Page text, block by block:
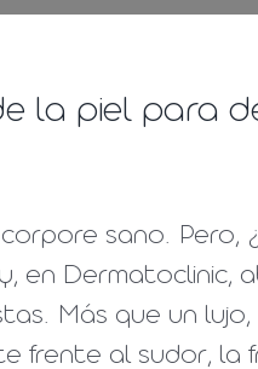
la piel para
corpore sano.
en Dermatoclinic,
Más que un
frente al sudor, la